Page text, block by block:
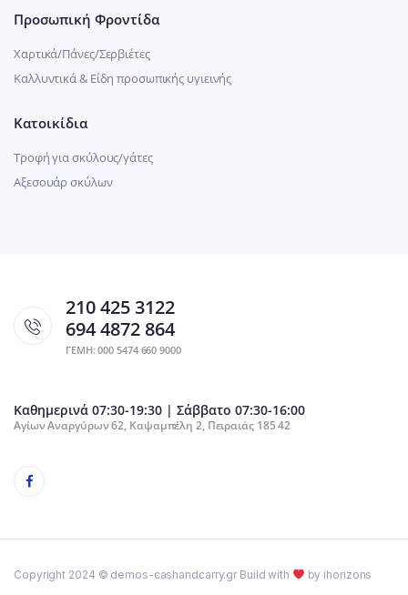
Προσωπική Φροντίδα
Χαρτικά/Πάνες/Σερβιέτες
Καλλυντικά & Είδη προσωπικής υγιεινής
Κατοικίδια
Τροφή για σκύλους/γάτες
Αξεσουάρ σκύλων
210 425 3122
694 4872 864
ΓΕΜΗ: 000 5474 660 9000
Καθημερινά 07:30-19:30 | Σάββατο 07:30-16:00
Αγίων Αναργύρων 62, Καψαμπέλη 2, Πειραιάς 185 42
Copyright 2024 © demos-cashandcarry.gr Build with by ihorizons